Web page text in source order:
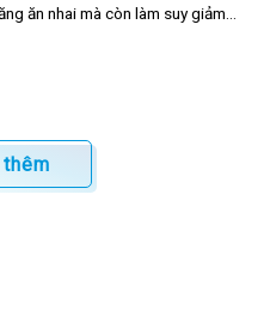
ăn nhai mà còn làm suy giảm…